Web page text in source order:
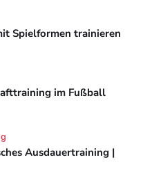
Spielformen trainieren
im Fußball
Ausdauertraining |